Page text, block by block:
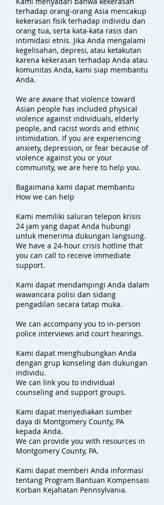
terhadap orang-orang Asia mencakup
kekerasan fisik terhadap individu dan
orang tua, serta kata-kata rasis dan
intimidasi etnis. Jika Anda mengalami
kegelisahan, depresi, atau ketakutan
karena kekerasan terhadap Anda atau
komunitas Anda, kami siap membantu
Anda.
We are aware that violence toward
Asian people has included physical
violence against individuals, elderly
people, and racist words and ethnic
intimidation. If you are experiencing
anxiety, depression, or fear because of
violence against you or your
community, we are here to help you.
Bagaimana kami dapat membantu
How we can help
Kami memiliki saluran telepon krisis
24 jam yang dapat Anda hubungi
untuk menerima dukungan langsung.
We have a 24-hour crisis hotline that
you can call to receive immediate
support.
Kami dapat mendampingi Anda dalam
wawancara polisi dan sidang
pengadilan secara tatap muka.
We can accompany you to in-person
police interviews and court hearings.
Kami dapat menghubungkan Anda
dengan grup konseling dan dukungan
individu.
We can link you to individual
counseling and support groups.
Kami dapat menyediakan sumber
daya di Montgomery County, PA
kepada Anda.
We can provide you with resources in
Montgomery County, PA.
Kami dapat memberi Anda informasi
tentang Program Bantuan Kompensasi
Korban Kejahatan Pennsylvania.